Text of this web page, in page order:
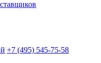
+7 (495) 545-75-58